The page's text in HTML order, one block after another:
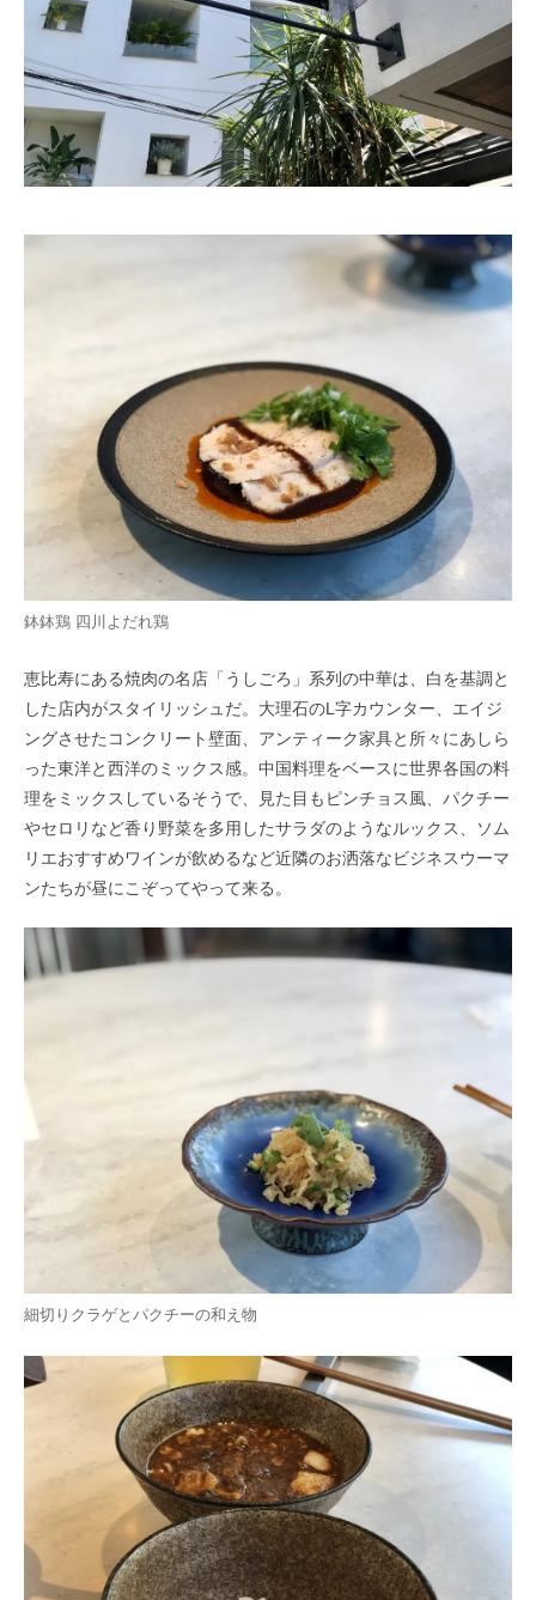
鉢鉢鶏 四川よだれ鶏
恵比寿にある焼肉の名店「うしごろ」系列の中華は、白を基調と
した店内がスタイリッシュだ。大理石のL字カウンター、エイジ
ングさせたコンクリート壁面、アンティーク家具と所々にあしら
った東洋と西洋のミックス感。中国料理をベースに世界各国の料
理をミックスしているそうで、見た目もピンチョス風、パクチー
やセロリなど香り野菜を多用したサラダのようなルックス、ソム
リエおすすめワインが飲めるなど近隣のお洒落なビジネスウーマ
ンたちが昼にこぞってやって来る。
細切りクラゲとパクチーの和え物